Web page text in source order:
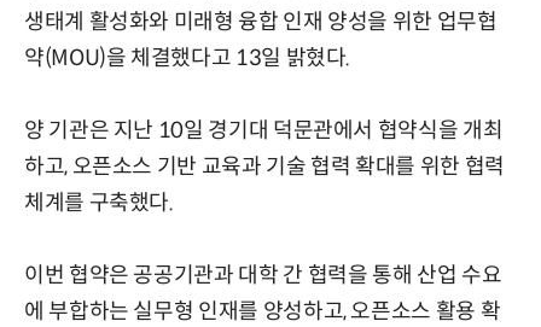
생태계 활성화와 미래형 융합 인재 양성을 위한 업무협
약(MOU)을 체결했다고 13일 밝혔다.
양 기관은 지난 10일 경기대 덕문관에서 협약식을 개최
하고, 오픈소스 기반 교육과 기술 협력 확대를 위한 협력
체계를 구축했다.
이번 협약은 공공기관과 대학 간 협력을 통해 산업 수요
에 부합하는 실무형 인재를 양성하고, 오픈소스 활용 확